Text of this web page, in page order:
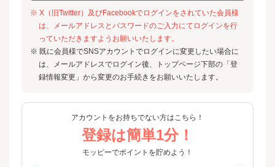
※ X（旧Twitter）及びFacebookでログインをされていた会員様
は、メールアドレスとパスワードのご入力にてログインを行
っていただきますようお願いいたします。
※ 既に会員様でSNSアカウントでログインに変更したい場合に
は、メールアドレスでログイン後、トップページ下部の「登
録情報変更」から変更のお手続きをお願いいたします。
アカウントをお持ちでない方はこちら！
登録は簡単1分！
モッピーでポイントを貯めよう！